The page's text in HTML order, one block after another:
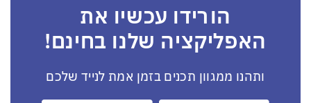
הורידו עכשיו את
האפליקציה שלנו בחינם!
ותהנו ממגוון תכנים בזמן אמת לנייד שלכם